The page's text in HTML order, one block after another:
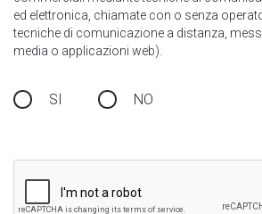
ed elettronica, chiamate con o senza
tecniche di comunicazione a distanza,
media o applicazioni web).
SI NO